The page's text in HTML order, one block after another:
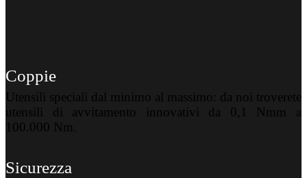
Coppie
Utensili speciali dal minimo al massimo: da noi troverete
utensili di avvitamento innovativi da 0,1 Nmm a
100.000 Nm.
Sicurezza